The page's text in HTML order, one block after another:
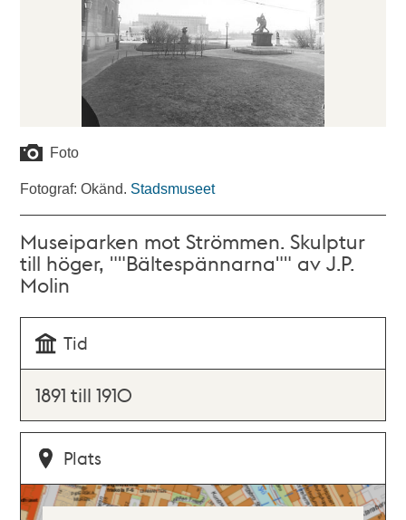
Foto
Fotograf: Okänd. Stadsmuseet
Museiparken mot Strömmen. Skulptur
till höger, ""Bältespännarna"" av J.P.
Molin
Tid
1891 till 1910
Plats